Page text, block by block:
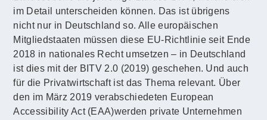
im Detail unterscheiden können. Das ist übrigens
nicht nur in Deutschland so. Alle europäischen
Mitgliedstaaten müssen diese EU-Richtlinie seit Ende
2018 in nationales Recht umsetzen – in Deutschland
ist dies mit der BITV 2.0 (2019) geschehen. Und auch
für die Privatwirtschaft ist das Thema relevant. Über
den im März 2019 verabschiedeten European
Accessibility Act (EAA)werden private Unternehmen